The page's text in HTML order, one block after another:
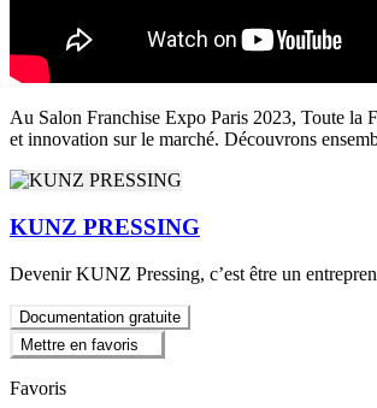
Au Salon Franchise Expo Paris 2023, Toute la
et innovation sur le marché. Découvrons
KUNZ PRESSING
Devenir KUNZ Pressing, c’est être un
Documentation gratuite
Mettre en favoris
Favoris